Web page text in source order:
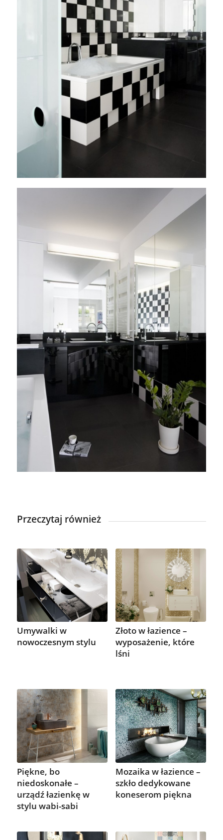
Przeczytaj również
Umywalki w
nowoczesnym stylu
Złoto w łazience –
wyposażenie, które
lśni
Piękne, bo
niedoskonałe –
urządź łazienkę w
stylu wabi-sabi
Mozaika w łazience –
szkło dedykowane
koneserom piękna